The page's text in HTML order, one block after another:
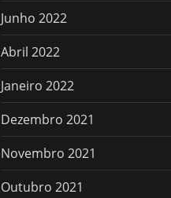
Junho 2022
Abril 2022
Janeiro 2022
Dezembro 2021
Novembro 2021
Outubro 2021